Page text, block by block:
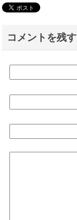
コメントを残す